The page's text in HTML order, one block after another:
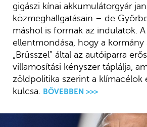
gigászi kínai akkumulátorgyár
közmeghallgatásain – de
máshol is forrnak az indulatok.
ellentmondása, hogy a kormány
„Brüsszel” által az autóiparra
villamosítási kényszer táplálja,
zöldpolitika szerint a klímacélok
kulcsa.
BŐVEBBEN >>>